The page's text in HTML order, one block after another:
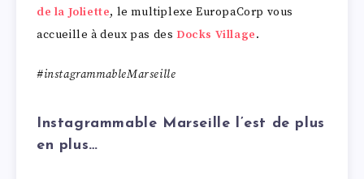
de la Joliette, le multiplexe EuropaCorp vous
accueille à deux pas des Docks Village.
#instagrammableMarseille
Instagrammable Marseille l’est de plus
en plus…